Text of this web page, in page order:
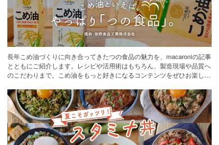
長年こめ油づくりに向き合ってきたつの食品の魅力を、macaroniの記事
とともにご紹介します。レシピや活用術はもちろん、製造現場や品質へ
のこだわりまで。こめ油をもっと好きになるコンテンツをぜひお楽しみ